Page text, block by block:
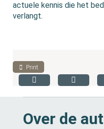
actuele kennis die het
verlangt.
Print
Over de